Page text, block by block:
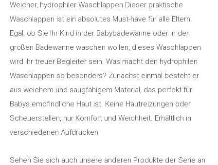
Weicher, hydrophiler Waschlappen Dieser praktische
Waschlappen ist ein absolutes Must-have für alle Eltern.
Egal, ob Sie Ihr Kind in der Babybadewanne oder in der
großen Badewanne waschen wollen, dieses Waschlappen
wird Ihr treuer Begleiter sein. Was macht den hydrophilen
Waschlappen so besonders? Zunächst einmal besteht er
aus weichem und saugfähigem Material, das perfekt für
Babys empfindliche Haut ist. Keine Hautreizungen oder
Scheuerstellen, nur Komfort und Weichheit. Erhältlich in
verschiedenen Aufdrucken
Sehen Sie sich auch unsere anderen Produkte der Serie an